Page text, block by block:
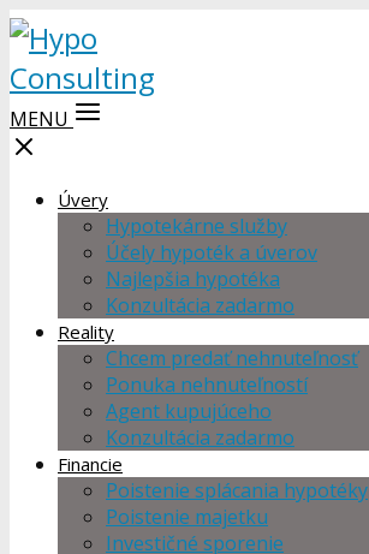
MENU
Úvery
Hypotekárne služby
Účely hypoték a úverov
Najlepšia hypotéka
Konzultácia zadarmo
Reality
Chcem predať nehnuteľnosť
Ponuka nehnuteľností
Agent kupujúceho
Konzultácia zadarmo
Financie
Poistenie splácania hypotéky
Poistenie majetku
Investičné sporenie